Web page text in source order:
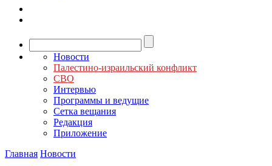
Новости
Палестино-израильский конфликт
СВО
Интервью
Программы и ведущие
Сетка вещания
Редакция
Приложение
Главная Новости